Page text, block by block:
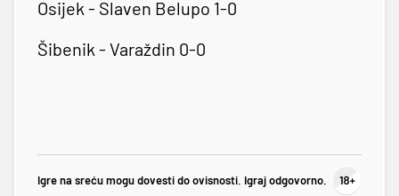
Osijek - Slaven Belupo 1-0
Šibenik - Varaždin 0-0
Igre na sreću mogu dovesti do ovisnosti. Igraj odgovorno.